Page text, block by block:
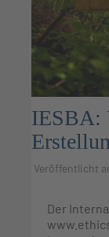
IESBA:
Veröffentlicht
Der